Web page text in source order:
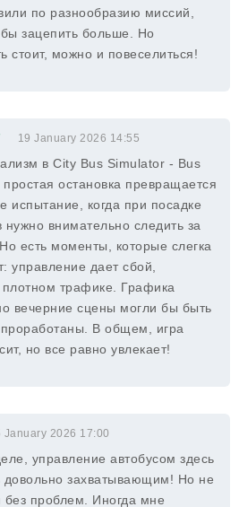
по разнообразию миссий,
зацепить больше. Но
стоит, можно и повеселиться!
19 January 2026 14:55
в City Bus Simulator - Bus
остановка превращается
испытание, когда при посадке
нужно внимательно следить за
есть моменты, которые слегка
управление дает сбой,
трафике. Графика
вечерние сцены могли бы быть
В общем, игра
но все равно увлекает!
January 2026 17:00
управление автобусом здесь
довольно захватывающим! Но не
проблем. Иногда мне